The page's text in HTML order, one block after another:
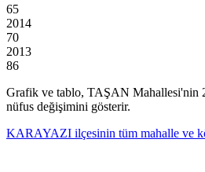
65
2014
70
2013
86
Grafik ve tablo, TAŞAN Mahallesi'nin
nüfus değişimini gösterir.
KARAYAZI ilçesinin tüm mahalle ve